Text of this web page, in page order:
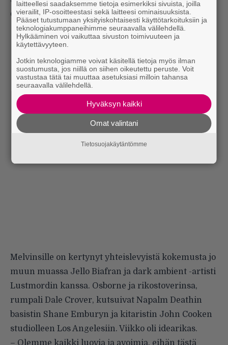
ep:stä.
Melvinsille on kertynyt yhteislevyistä kokemusta jo
muun muassa Jello Biafran ja dark ambient -artisti
Lustmordin kanssa. Osborne ja rikostoverinsa,
rumpali Dale Crover, kutsuivat Napalm Deathin
basistin Shane Emburyn ja kitaristin John Cooken
studiolleen Los Angelesiin. Viikko oli idearikas.
– Olemme kaikki luovia ja avoimia, eihän tästä
laitteellesi saadaksemme tietoja esimerkiksi sivuista, joilla
vierailit, IP-osoitteestasi sekä laitteesi ominaisuuksista.
Pääset tutustumaan yksityiskohtaisesti käyttötarkoituksiin ja
teknologiakumppaneihimme seuraavalla välilehdellä.
Hylkääminen voi vaikuttaa sivuston toimivuuteen ja
käytettävyyteen.
Jotkin teknologiamme voivat käsitellä tietoja myös ilman
suostumusta, jos niillä on siihen oikeutettu peruste. Voit
vastustaa tätä tai muuttaa asetuksiasi milloin tahansa
seuraavalla välilehdellä.
Hyväksyn kaikki
Omat valintani
Tietosuojakäytäntömme